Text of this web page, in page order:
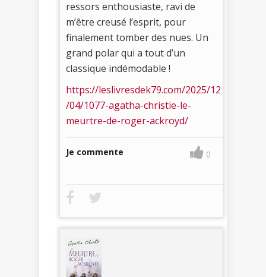
ressors enthousiaste, ravi de
m’être creusé l’esprit, pour
finalement tomber des nues. Un
grand polar qui a tout d’un
classique indémodable !
https://leslivresdek79.com/2025/12
/04/1077-agatha-christie-le-
meurtre-de-roger-ackroyd/
Je commente 0